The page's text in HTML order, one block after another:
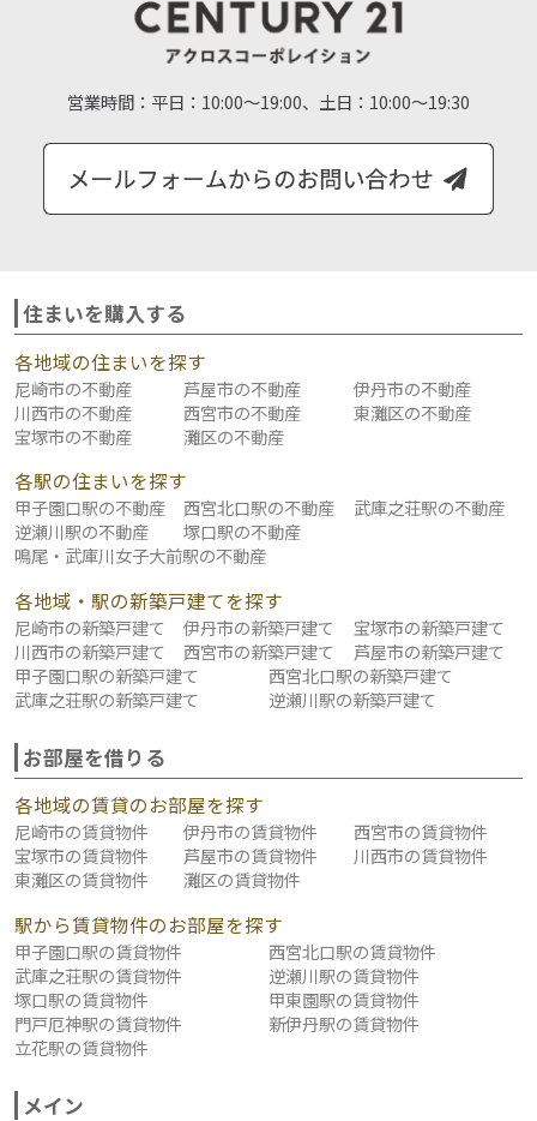
営業時間： 平日：10:00～19:00、土日：10:00～19:30
住まいを購入する
各地域の住まいを探す
尼崎市の不動産 芦屋市の不動産
伊丹市の不動産
川西市の不動産
西宮市の不動産
東灘区の不動産
宝塚市の不動産
灘区の不動産
各駅の住まいを探す
甲子園口駅の不動産 西宮北口駅の不動産
武庫之荘駅の不動産
逆瀬川駅の不動産
塚口駅の不動産
鳴尾・武庫川女子大前駅の不動産
各地域・駅の新築戸建てを探す
尼崎市の新築戸建て 伊丹市の新築戸建て
宝塚市の新築戸建て
川西市の新築戸建て
西宮市の新築戸建て
芦屋市の新築戸建て
甲子園口駅の新築戸建て
西宮北口駅の新築戸建て
武庫之荘駅の新築戸建て
逆瀬川駅の新築戸建て
お部屋を借りる
各地域の賃貸のお部屋を探す
尼崎市の賃貸物件 伊丹市の賃貸物件
西宮市の賃貸物件
宝塚市の賃貸物件
芦屋市の賃貸物件
川西市の賃貸物件
東灘区の賃貸物件
灘区の賃貸物件
駅から賃貸物件のお部屋を探す
甲子園口駅の賃貸物件
西宮北口駅の賃貸物件
武庫之荘駅の賃貸物件
逆瀬川駅の賃貸物件
塚口駅の賃貸物件
甲東園駅の賃貸物件
門戸厄神駅の賃貸物件
新伊丹駅の賃貸物件
立花駅の賃貸物件
メイン